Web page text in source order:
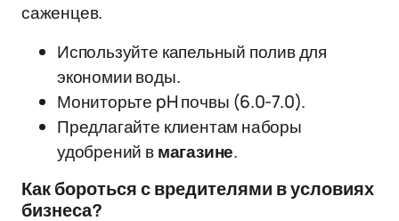
саженцев.
Используйте капельный полив для
экономии воды.
Мониторьте pH почвы (6.0-7.0).
Предлагайте клиентам наборы
удобрений вмагазине.
Как бороться с вредителями в условиях
бизнеса?